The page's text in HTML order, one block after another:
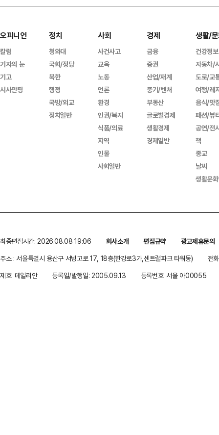
오피니언
칼럼
기자의 눈
기고
시사만평
정치
청와대
국회/정당
북한
행정
국방/외교
정치일반
사회
사건사고
교육
노동
언론
환경
인권/복지
식품/의료
지역
인물
사회일반
경제
금융
증권
산업/재계
중기/벤처
부동산
글로벌경제
생활경제
경제일반
생활/
건강정보
자동차/
도로/교
여행/레
음식/맛
패션/뷰
공연/전
책
종교
날씨
생활문
최종편집시간: 2026.08.08 19:06 회사소개 편집규약
광고제휴문의
주소 : 서울특별시 용산구 서빙고로 17, 18층(한강로3가,센트럴파크 타워동)
전
제호: 데일리안
등록일/발행일: 2005.09.13 등록번호: 서울 아00055